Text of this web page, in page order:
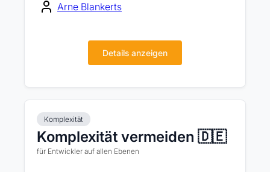
Arne Blankerts
Details anzeigen
Komplexität
Komplexität vermeiden 🇩🇪
für Entwickler auf allen Ebenen